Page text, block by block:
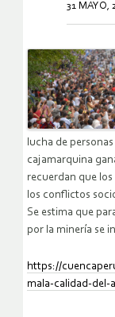
31 MAYO,
lucha de
cajamarquina
recuerdan que
los conflictos
Se estima que
por la minería se
https://
mala-calidad-